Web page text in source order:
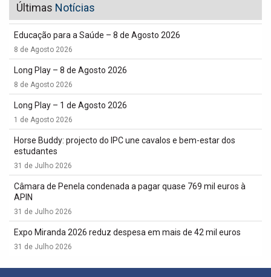
Últimas Notícias
Educação para a Saúde – 8 de Agosto 2026
8 de Agosto 2026
Long Play – 8 de Agosto 2026
8 de Agosto 2026
Long Play – 1 de Agosto 2026
1 de Agosto 2026
Horse Buddy: projecto do IPC une cavalos e bem-estar dos
estudantes
31 de Julho 2026
Câmara de Penela condenada a pagar quase 769 mil euros à
APIN
31 de Julho 2026
Expo Miranda 2026 reduz despesa em mais de 42 mil euros
31 de Julho 2026